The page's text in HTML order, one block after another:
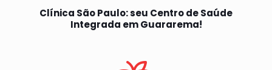
Clínica São Paulo: seu Centro de Saúde
Integrada em Guararema!